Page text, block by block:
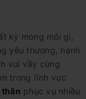
kỳ mong mỏi gì,
yêu thương, hạnh
vui vầy cùng
trong lĩnh vực
thân phục vụ nhiều